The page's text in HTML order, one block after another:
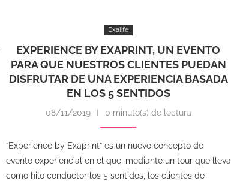
Exalife
EXPERIENCE BY EXAPRINT, UN EVENTO
PARA QUE NUESTROS CLIENTES PUEDAN
DISFRUTAR DE UNA EXPERIENCIA BASADA
EN LOS 5 SENTIDOS
08/11/2019 0 minuto(s) de lectura
“Experience by Exaprint” es un nuevo concepto de
evento experiencial en el que, mediante un tour que lleva
como hilo conductor los 5 sentidos, los clientes de